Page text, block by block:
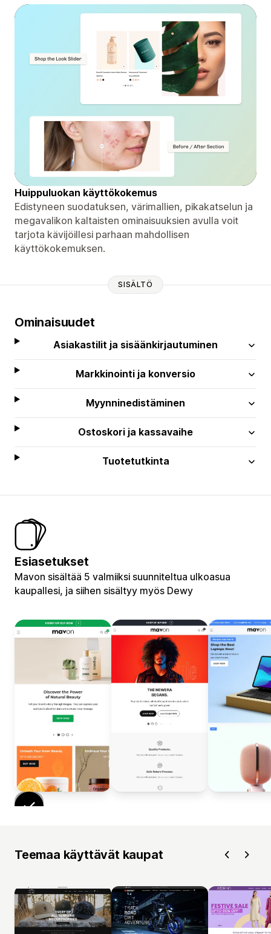
Huippuluokan käyttökokemus
Edistyneen suodatuksen, värimallien, pikakatselun ja
megavalikon kaltaisten ominaisuuksien avulla voit
tarjota kävijöillesi parhaan mahdollisen
käyttökokemuksen.
SISÄLTÖ
Ominaisuudet
Asiakastilit ja sisäänkirjautuminen
Markkinointi ja konversio
Myynninedistäminen
Ostoskori ja kassavaihe
Tuotetutkinta
Esiasetukset
Mavon sisältää 5 valmiiksi suunniteltua ulkoasua
kaupallesi, ja siihen sisältyy myös Dewy
Teemaa käyttävät kaupat